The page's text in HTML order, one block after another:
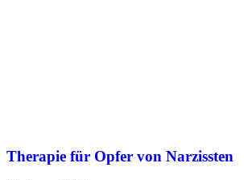
Therapie für Opfer von Narzissten